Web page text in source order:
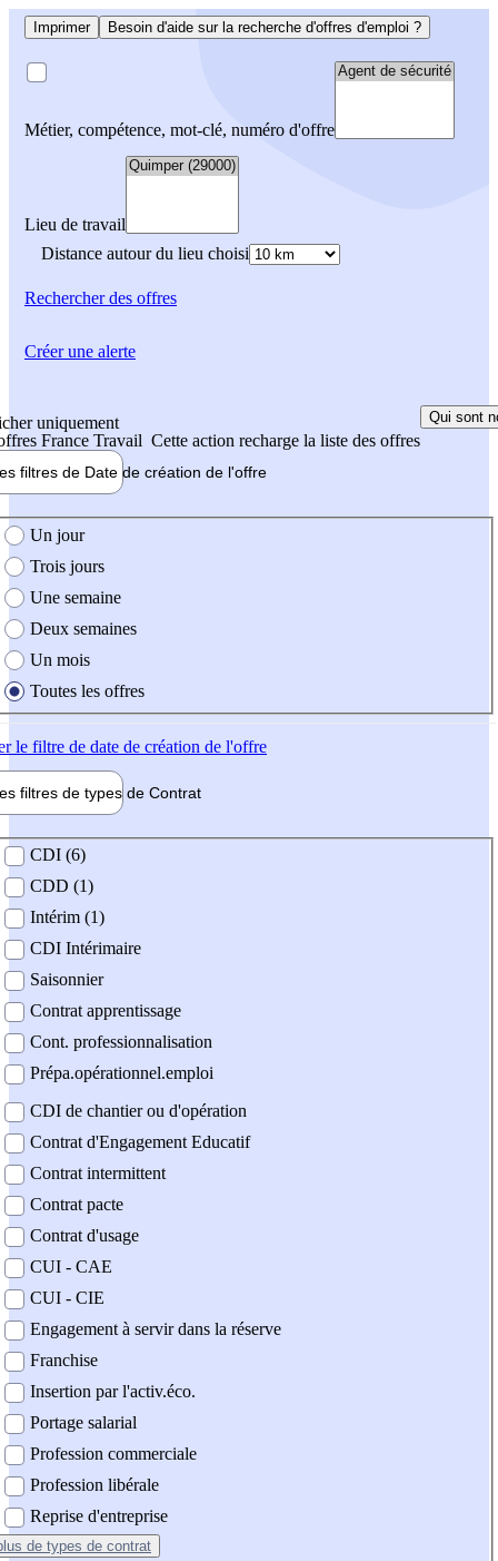
Imprimer Besoin d'aide sur la recherche d'offres d'emploi ?
Métier, compétence, mot-clé, numéro d'offre
Lieu de travail
Distance autour du lieu choisi
Rechercherdes offres
uniquement
France Travail Cette action recharge la liste des offres
Qui sont
filtres de Date de création de l'offre
création de l'offre
Un jour
Trois jours
Une semaine
Deux semaines
Un mois
Toutes les offres
le filtre de date de création de l'offre
filtres de types de Contrat
contrat
CDI (6)
CDD (1)
Intérim (1)
CDI Intérimaire
Saisonnier
Contrat apprentissage
Cont. professionnalisation
Prépa.opérationnel.emploi
CDI de chantier ou d'opération
Contrat d'Engagement Educatif
Contrat intermittent
Contrat pacte
Contrat d'usage
CUI - CAE
CUI - CIE
Engagement à servir dans la réserve
Franchise
Insertion par l'activ.éco.
Portage salarial
Profession commerciale
Profession libérale
Reprise d'entreprise
de types de contrat
Créer une alerte